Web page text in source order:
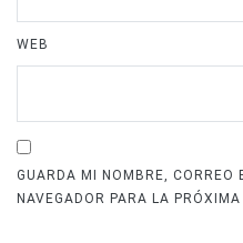
WEB
GUARDA MI NOMBRE, CORREO
NAVEGADOR PARA LA